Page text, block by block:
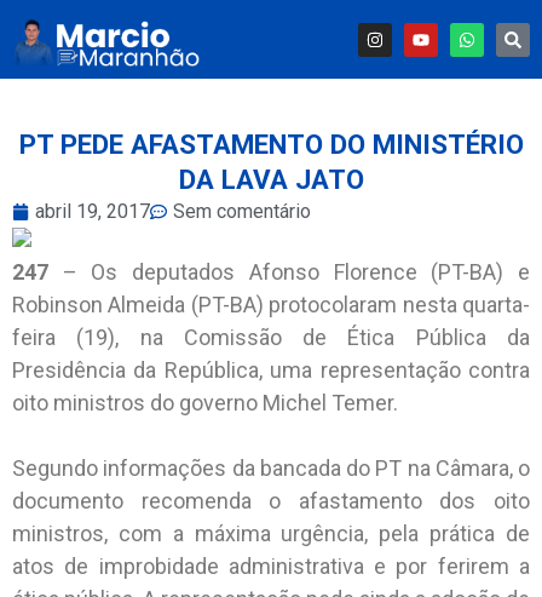
PT PEDE AFASTAMENTO DO MINISTÉRIO
DA LAVA JATO
abril 19, 2017 Sem comentário
247 – Os deputados Afonso Florence (PT-BA) e
Robinson Almeida (PT-BA) protocolaram nesta quarta-
feira (19), na Comissão de Ética Pública da
Presidência da República, uma representação contra
oito ministros do governo Michel Temer.
Segundo informações da bancada do PT na Câmara, o
documento recomenda o afastamento dos oito
ministros, com a máxima urgência, pela prática de
atos de improbidade administrativa e por ferirem a